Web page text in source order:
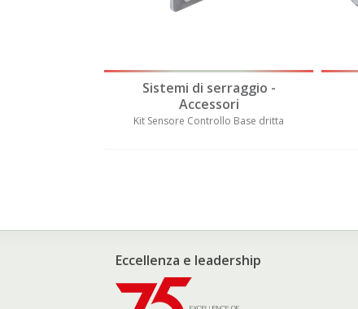
Sistemi di serraggio -
Accessori
Kit Sensore Controllo Base dritta
Eccellenza e leadership